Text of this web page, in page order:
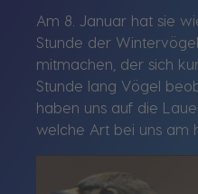
Am 8. Januar hat sie
Stunde der
mitmachen, der sich
Stunde lang Vögel
haben uns auf die
welche Art bei uns am